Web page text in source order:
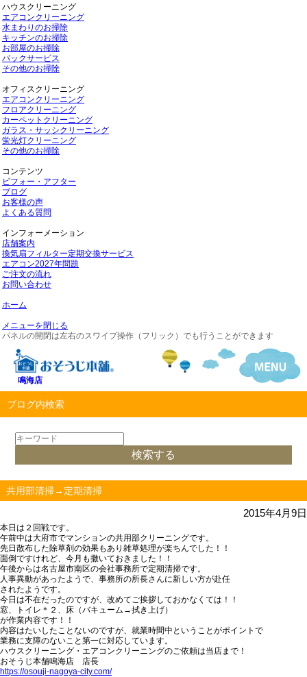
ハウスクリーニング
エアコンクリーニング
水まわりのお掃除
キッチンのお掃除
お部屋のお掃除
パックサービス
その他のお掃除
オフィスクリーニング
エアコンクリーニング
フロアクリーニング
カーペットクリーニング
ガラス・サッシクリーニング
蛍光灯クリーニング
その他のお掃除
コンテンツ
ビフォー・アフター
ブログ
お客様の声
よくある質問
インフォーメーション
店舗案内
換気扇フィルター定期交換サービス
エアコン2027年問題
ご注文の流れ
お問い合わせ
ホーム
メニューを閉じる
パネルの開閉は左右のスワイプ操作（フリック）でも行うことができます
鳴海店
ブログ内検索
共用部清掃→定期清掃
2015年4月9日
本日は２回戦です。
午前中は大府市でマンションの共用部クリーニングです。
先日散布した除草剤の効果もあり雑草処理が楽ちんでした！！
面倒ですけれど、今月も撒いておきました！！
午後からは名古屋市南区の会社事務所で定期清掃です。
人事異動があったようで、事務所の所長さんに新しい方が赴任
されたようです。
今日は不在だったのですが、改めてご挨拶しておかなくては！！
窓、トイレ＊２、床（バキューム→拭き上げ）
が作業内容です！！
内容はたいしたことないのですが、就業時間中ということがポイントで
業務に支障のないこと第一に対応しています。
ハウスクリーニング・エアコンクリーニングのご依頼は当店まで！
おそうじ本舗鳴海店 店長
https://osouji-nagoya-city.com/